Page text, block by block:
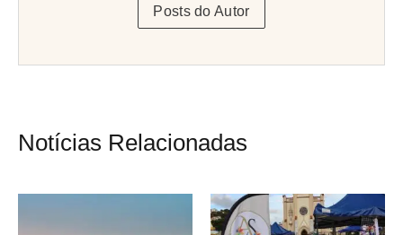
Posts do Autor
Notícias Relacionadas